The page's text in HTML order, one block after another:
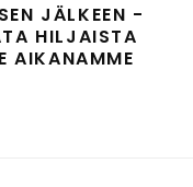
JÄLKEEN -
HILJAISTA
AIKANAMME